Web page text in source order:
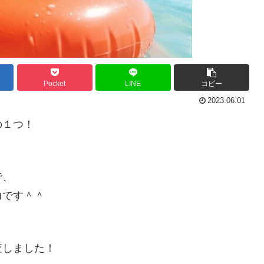
Pocket LINE コピー
2023.06.01
つ！
す＾＾
ました！